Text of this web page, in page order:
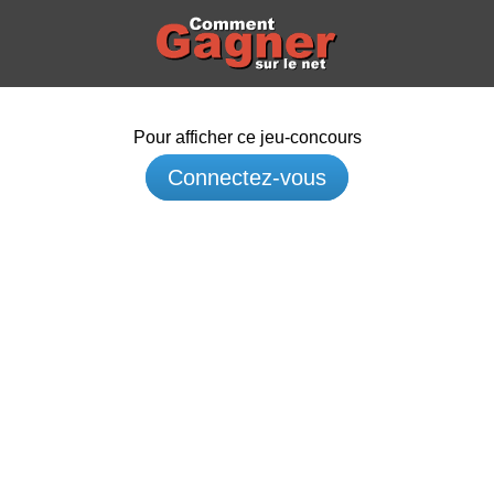
Pour afficher ce jeu-concours
Connectez-vous